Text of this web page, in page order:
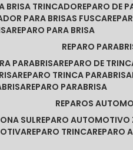
BRISA TRINCADO REPARO DE
PARA BRISAS FUSCA
REPARO PARA BRISA
REPARO
PARABRISA REPARO DE
REPARO TRINCA PARABRISA
REPARO PARABRISA
REPAROS
SUL REPARO AUTOMOTIVO
REPARO TRINCA